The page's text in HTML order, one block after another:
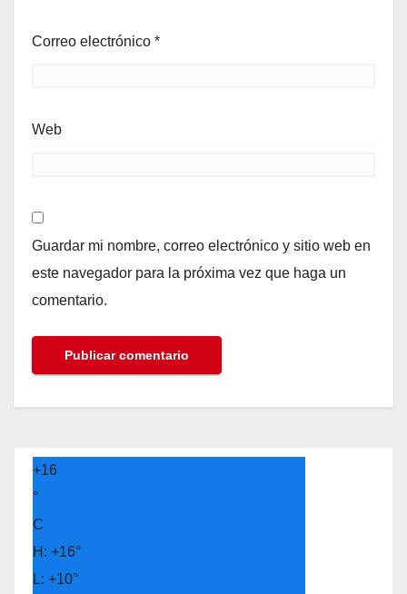
Correo electrónico *
Web
Guardar mi nombre, correo electrónico y sitio web en
este navegador para la próxima vez que haga un
comentario.
+16
°
C
H: +16°
L: +10°